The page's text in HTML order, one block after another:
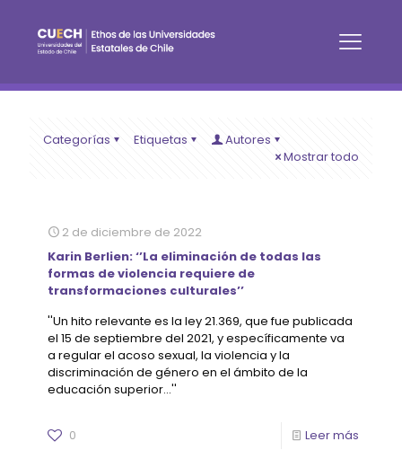
Categorías Etiquetas
Autores
Mostrar todo
2 de diciembre de 2022
Karin Berlien: ‘’La eliminación de todas las
formas de violencia requiere de
transformaciones culturales’’
''Un hito relevante es la ley 21.369, que fue publicada
el 15 de septiembre del 2021, y específicamente va
a regular el acoso sexual, la violencia y la
discriminación de género en el ámbito de la
educación superior...''
0 Leer más